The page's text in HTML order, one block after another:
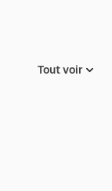
Tout voir